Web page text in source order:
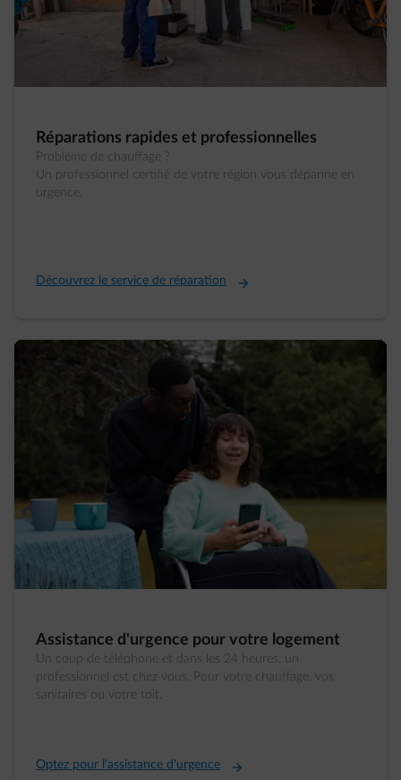
Réparations rapides et professionnelles
Problème de chauffage ?
Un professionnel certifié de votre région vous dépanne en
urgence.
Découvrez le service de réparation
Assistance d'urgence pour votre logement
Un coup de téléphone et dans les 24 heures, un
professionnel est chez vous. Pour votre chauffage, vos
sanitaires ou votre toit.
Optez pour l'assistance d'urgence